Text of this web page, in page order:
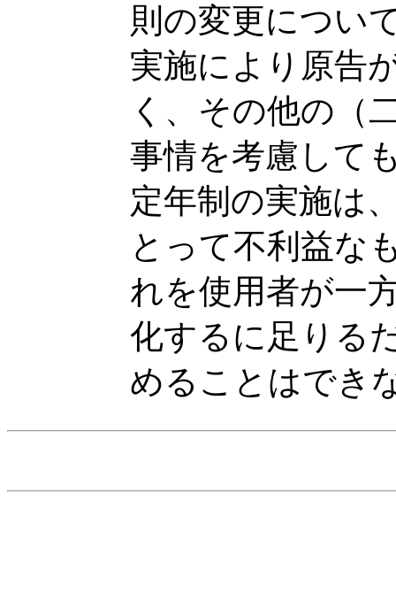
則の変更につい
実施により原告
く、その他の（
事情を考慮して
定年制の実施は
とって不利益な
れを使用者が一
化するに足りる
めることはでき